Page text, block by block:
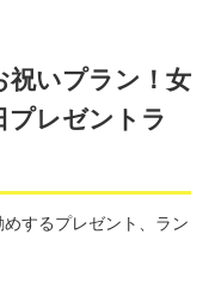
祝いプラン！女
プレゼントラ
めするプレゼント、ラン